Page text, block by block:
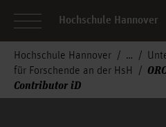
Hochschule Hannover
Hochschule Hannover
für Forschende an der HsH
Contributor iD